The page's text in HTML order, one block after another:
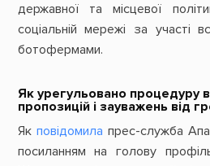
державної та місцевої
соціальній мережі за участі
ботофермами.
Як урегульовано процедуру
пропозицій і зауважень від
Як повідомила прес-служба
посиланням на голову